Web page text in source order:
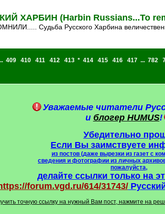
ХАРБИН (Harbin Russians...To
Судьба Русского Харбина
409 410 411 412 413 * 414 415 416 417 ... 782
Уважаемые читатели
и блогер HUMUS!
Убедительно
Если Вы заимствуете
из постов (даже вырезки из газет с
сведения и фотографии из личных
пожалуйста,
делайте ссылки только на
forum.vgd.ru/614/31743/
точную ссылку на нужный Вам пост, нажмите на